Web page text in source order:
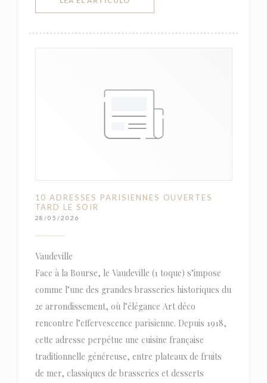
10 ADRESSES PARISIENNES OUVERTES
TARD LE SOIR
28/05/2026
Vaudeville
Face à la Bourse, le Vaudeville (1 toque) s’impose
comme l’une des grandes brasseries historiques du
2e arrondissement, où l’élégance Art déco
rencontre l’effervescence parisienne. Depuis 1918,
cette adresse perpétue une cuisine française
traditionnelle généreuse, entre plateaux de fruits
de mer, classiques de brasseries et desserts